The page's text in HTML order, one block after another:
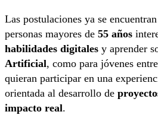
Las postulaciones ya se
personas mayores de 55 años
habilidades digitales y aprender
Artificial, como para jóvenes entre
quieran participar en una
orientada al desarrollo de
impacto real.